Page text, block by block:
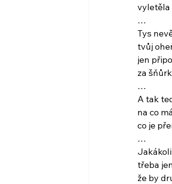
vyletěla
…
Tys
tvůj
jen
za
…
A tak
na co
co je
…
třeba
že by